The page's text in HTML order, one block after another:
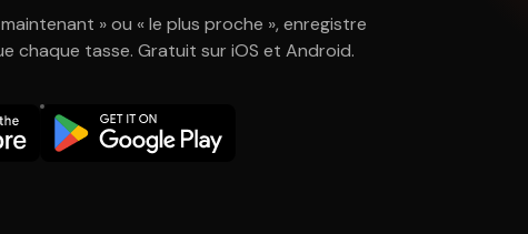
» ou « le plus proche », enregistre
chaque tasse. Gratuit sur iOS et Android.